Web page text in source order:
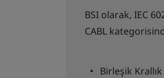
BSI olarak, IEC
CABL
Birleşik